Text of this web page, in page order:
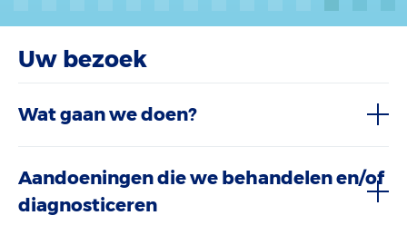
Uw bezoek
Wat gaan we doen?
Aandoeningen die we behandelen en/of
diagnosticeren